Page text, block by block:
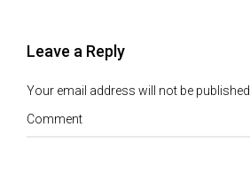
Leave a Reply
Your email address will not be published.
Comment